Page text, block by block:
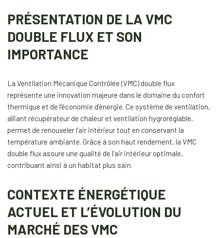
PRÉSENTATION DE LA VMC
DOUBLE FLUX ET SON
IMPORTANCE
La Ventilation Mécanique Contrôlée (VMC) double flux
représente une innovation majeure dans le domaine du confort
thermique et de l’économie d’énergie. Ce système de ventilation,
alliant récupérateur de chaleur et ventilation hygroréglable,
permet de renouveler l’air intérieur tout en conservant la
température ambiante. Grâce à son haut rendement, la VMC
double flux assure une qualité de l’air intérieur optimale,
contribuant ainsi à un habitat plus sain.
CONTEXTE ÉNERGÉTIQUE
ACTUEL ET L’ÉVOLUTION DU
MARCHÉ DES VMC